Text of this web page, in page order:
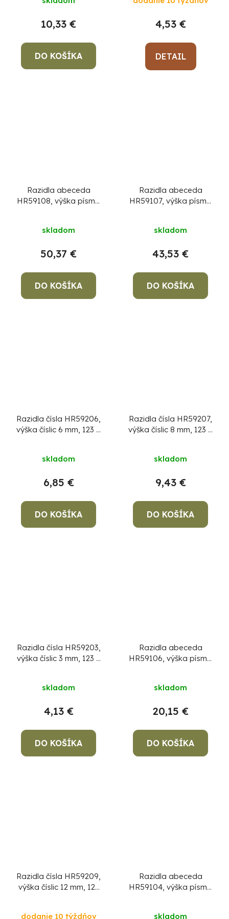
10,33 €
DO KOŠÍKA
4,53 €
DETAIL
Razidla abeceda
HR59108, výška písma
skladom
50,37 €
DO KOŠÍKA
Razidla abeceda
HR59107, výška písma
skladom
43,53 €
DO KOŠÍKA
Razidla čísla HR59206,
výška číslic 6 mm, 123 9
skladom
6,85 €
DO KOŠÍKA
Razidla čísla HR59207,
výška číslic 8 mm, 123 9
skladom
9,43 €
DO KOŠÍKA
Razidla čísla HR59203,
výška číslic 3 mm, 123 9
skladom
4,13 €
DO KOŠÍKA
Razidla abeceda
HR59106, výška písma
skladom
20,15 €
DO KOŠÍKA
Razidla čísla HR59209,
výška číslic 12 mm, 123
dodanie 10 týždňov
Razidla abeceda
HR59104, výška písma
skladom